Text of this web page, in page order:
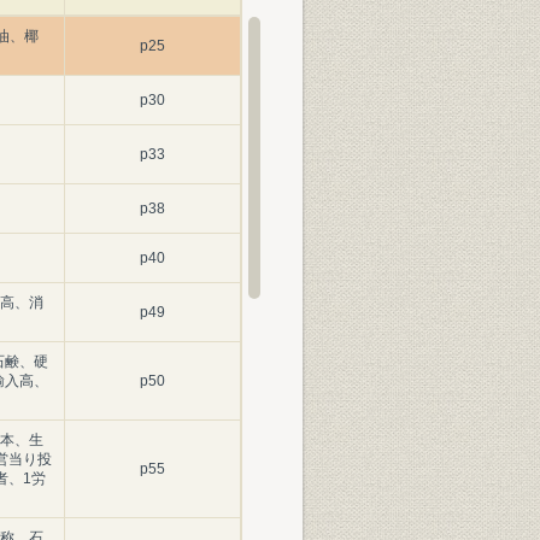
、椰
p25
p30
p33
p38
p40
、消
p49
鹸、硬
高、
p50
、生
当り投
、1労
p55